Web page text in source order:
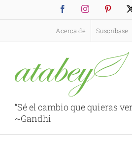
FacebookInstagram
Acerca de Suscríbase
“Sé el cambio que quieras
~Gandhi